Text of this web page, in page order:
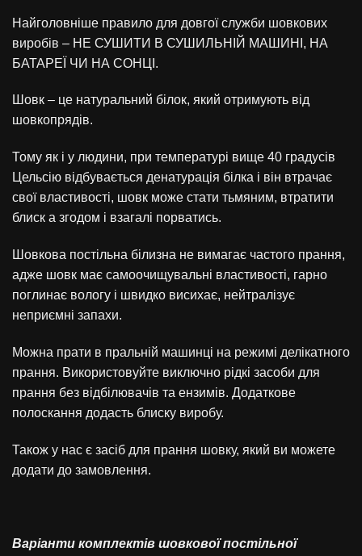
Найголовніше правило для довгої служби шовкових
виробів – НЕ СУШИТИ В СУШИЛЬНІЙ МАШИНІ, НА
БАТАРЕЇ ЧИ НА СОНЦІ.
Шовк – це натуральний білок, який отримують від
шовкопрядів.
Тому як і у людини, при температурі вище 40 градусів
Цельсію відбувається денатурація білка і він втрачає
свої властивості, шовк може стати тьмяним, втратити
блиск а згодом і взагалі порватись.
Шовкова постільна білизна не вимагає частого прання,
адже шовк має самоочищувальні властивості, гарно
поглинає вологу і швидко висихає, нейтралізує
неприємні запахи.
Можна прати в пральній машинці на режимі делікатного
прання. Використовуйте виключно рідкі засоби для
прання без відбілювачів та ензимів. Додаткове
полоскання додасть блиску виробу.
Також у нас є засіб для прання шовку, який ви можете
додати до замовлення.
Варіанти комплектів шовкової постільної